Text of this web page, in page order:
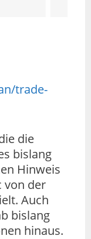
trade-
die
bislang
Hinweis
von der
Auch
bislang
hinaus.